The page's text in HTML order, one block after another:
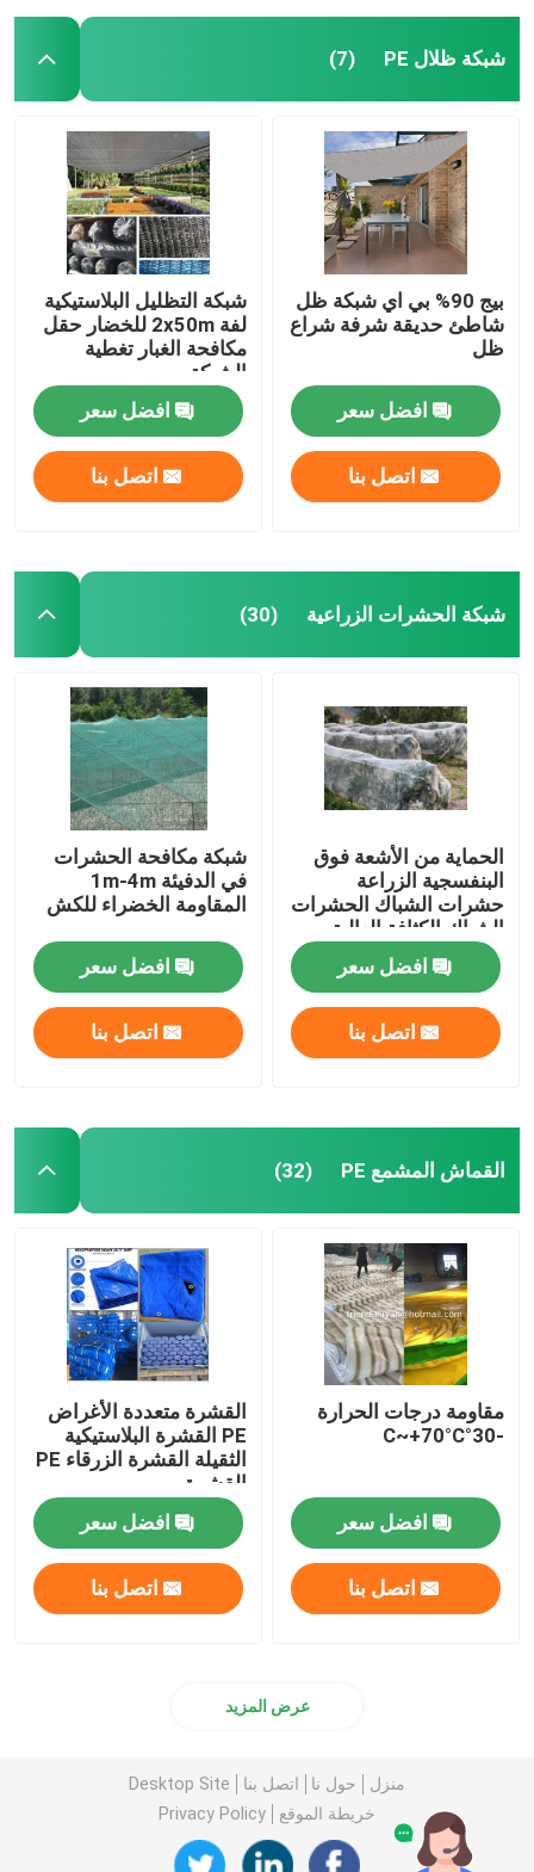
شبكة ظلال PE (7)
بيج 90% بي اي شبكة ظل
شاطئ حديقة شرفة شراع
ظل
افضل سعر
اتصل بنا
شبكة التظليل البلاستيكية
لفة 2x50m للخضار حقل
مكافحة الغبار تغطية
الشبكة
افضل سعر
اتصل بنا
شبكة الحشرات الزراعية (30)
الحماية من الأشعة فوق
البنفسجية الزراعة
حشرات الشباك الحشرات
الشباك الكثافة العالية
الدفيئة حشرات الشباك
افضل سعر
اتصل بنا
شبكة مكافحة الحشرات
في الدفيئة 1m-4m
المقاومة الخضراء للكش
افضل سعر
اتصل بنا
القماش المشمع PE (32)
مقاومة درجات الحرارة
-30°C~+70°C
افضل سعر
اتصل بنا
القشرة متعددة الأغراض
PE القشرة البلاستيكية
الثقيلة القشرة الزرقاء PE
القشرة
افضل سعر
اتصل بنا
عرض المزيد
منزل حول نا اتصل بنا
Desktop Site
خريطة الموقع
Privacy Policy